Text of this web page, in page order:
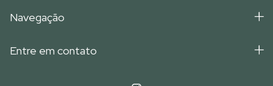
Navegação
Entre em contato